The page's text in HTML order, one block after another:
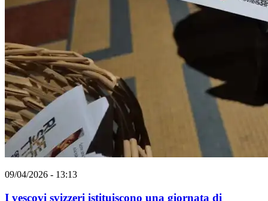
09/04/2026 - 13:13
I vescovi svizzeri istituiscono una giornata di